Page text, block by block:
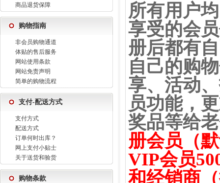
商品退货保障
购物指南
非会员购物通道
体贴的售后服务
网站使用条款
网站免责声明
简单的购物流程
支付-配送方式
支付方式
配送方式
订单何时出库？
网上支付小贴士
关于送货和验货
购物条款
所有用户
享受的会
册后都有
自己的购
享、活动
员功能，
奖品等给
册会员（
VIP会员
和经销商